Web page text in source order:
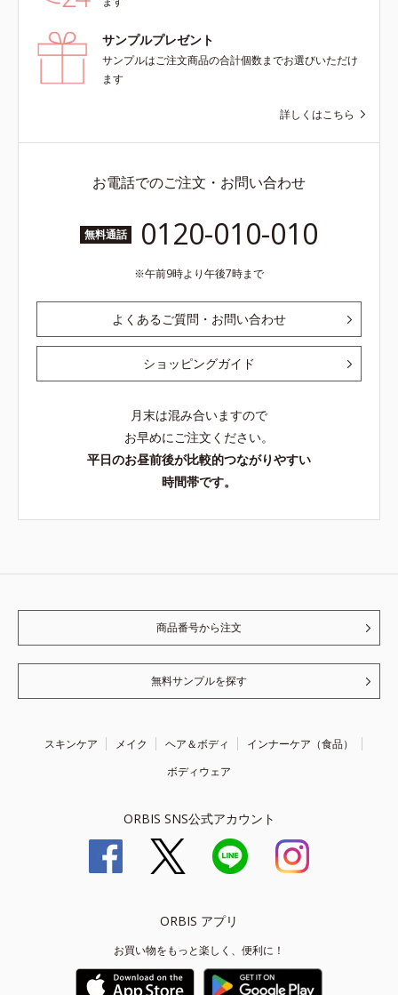
サンプルプレゼント
サンプルはご注文商品の合計個数までお選びいただけ
ます
詳しくはこちら
お電話でのご注文・お問い合わせ
無料通話 0120-010-010
午前9時より午後7時まで
よくあるご質問・お問い合わせ
ショッピングガイド
月末は混み合いますので
お早めにご注文ください。
平日のお昼前後が比較的つながりやすい
時間帯です。
商品番号から注文
無料サンプルを探す
スキンケア メイク ヘア＆ボディ
インナーケア（食品）
ボディウェア
ORBIS SNS公式アカウント
ORBIS アプリ
お買い物をもっと楽しく、便利に！